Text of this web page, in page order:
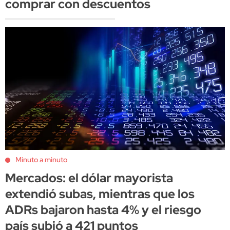
comprar con descuentos
Minuto a minuto
Mercados: el dólar mayorista
extendió subas, mientras que los
ADRs bajaron hasta 4% y el riesgo
país subió a 421 puntos